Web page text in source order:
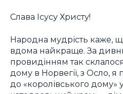
Слава Ісусу Христу!
Народна мудрість каже,
вдома найкраще. За
провидінням так
дому в Норвегії, з Осло, я
до «королівського